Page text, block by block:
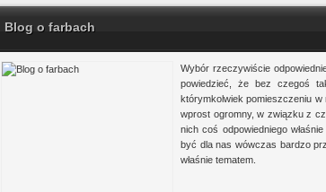
Blog o farbach
Wybór rzeczywiście
powiedzieć, że bez czegoś
którymkolwiek pomieszczeniu
wprost ogromny, w związku z
nich coś odpowiedniego
być dla nas wówczas bardzo
właśnie tematem.